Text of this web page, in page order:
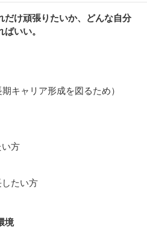
だけ頑張りたいか、どんな自分
いい。
キャリア形成を図るため）
方
たい方
境